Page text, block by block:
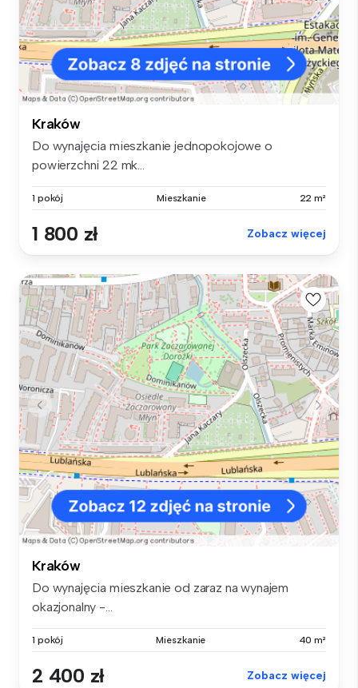
Kraków
Do wynajęcia mieszkanie jednopokojowe o
powierzchni 22 mk...
1 pokój Mieszkanie 22 m²
1 800 zł Zobacz więcej
Kraków
Do wynajęcia mieszkanie od zaraz na wynajem
okazjonalny -...
1 pokój Mieszkanie 40 m²
2 400 zł Zobacz więcej